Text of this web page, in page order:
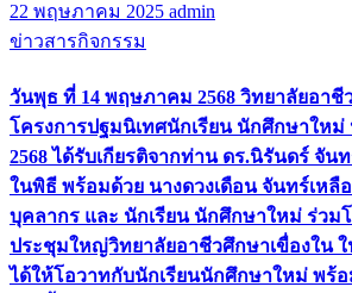
22 พฤษภาคม 2025 admin
ข่าวสารกิจกรรม
วันพุธ ที่ 14 พฤษภาคม 2568 วิทยาลัยอาชี
โครงการปฐมนิเทศนักเรียน นักศึกษาใหม่
2568 ได้รับเกียรติจากท่าน ดร.นิรันดร์ จัน
ในพิธี พร้อมด้วย นางดวงเดือน จันทร์เหลื
บุคลากร และ นักเรียน นักศึกษาใหม่ ร่วม
ประชุมใหญ่วิทยาลัยอาชีวศึกษาเขื่องใน
ได้ให้โอวาทกับนักเรียนนักศึกษาใหม่ พร้